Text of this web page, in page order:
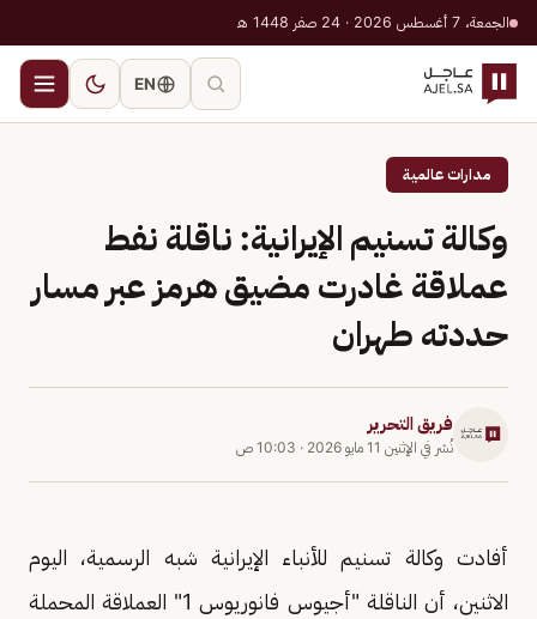
الجمعة، 7 أغسطس 2026 · 24 صفر 1448 هـ
EN
مدارات عالمية
وكالة تسنيم الإيرانية: ناقلة نفط
عملاقة غادرت مضيق هرمز عبر مسار
حددته طهران
فريق التحرير
نُشر في الإثنين 11 مايو 2026 · 10:03 ص
أفادت وكالة تسنيم للأنباء ‌الإيرانية شبه الرسمية، اليوم
الاثنين، أن الناقلة "أجيوس فانوريوس 1" ⁠العملاقة المحملة